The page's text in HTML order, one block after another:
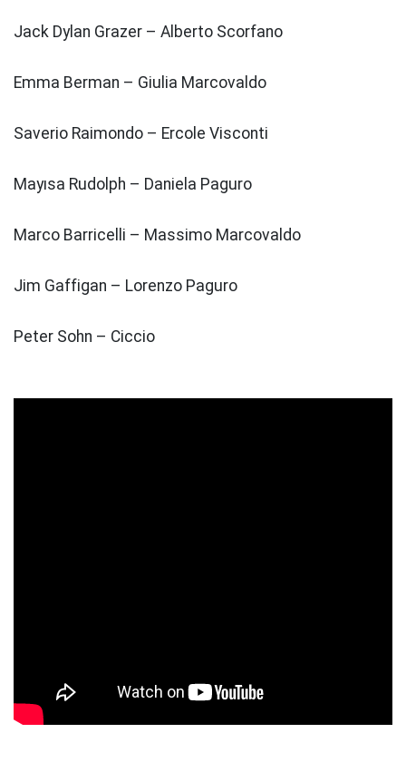
Jack Dylan Grazer – Alberto Scorfano
Emma Berman – Giulia Marcovaldo
Saverio Raimondo – Ercole Visconti
Mayısa Rudolph – Daniela Paguro
Marco Barricelli – Massimo Marcovaldo
Jim Gaffigan – Lorenzo Paguro
Peter Sohn – Ciccio